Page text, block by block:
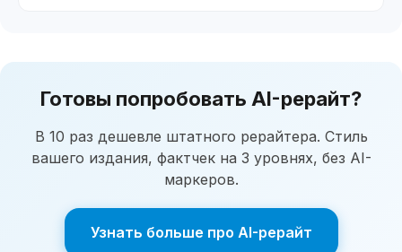
Готовы попробовать AI-рерайт?
В 10 раз дешевле штатного рерайтера. Стиль
вашего издания, фактчек на 3 уровнях, без AI-
маркеров.
Узнать больше про AI-рерайт